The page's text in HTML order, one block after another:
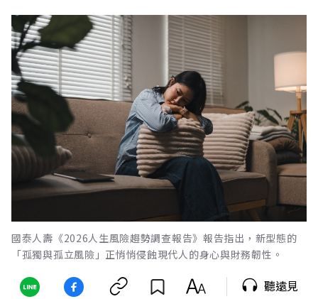
國泰人壽《2026人生風險趨勢調查報告》報告指出，新型態的
「孤獨與孤立風險」正悄悄侵蝕現代人的身心與財務韌性。
聽遠見